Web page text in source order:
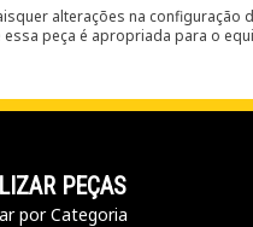
alterações na configuração
essa peça é apropriada para o
PEÇAS
por Categoria